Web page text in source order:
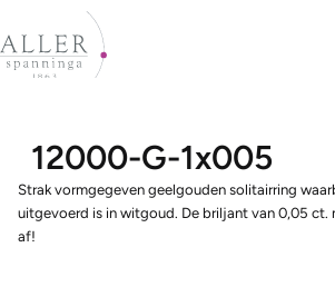
12000-G-1x005
Strak vormgegeven geelgouden solitairring
uitgevoerd is in witgoud. De briljant van 0,05 ct.
af!